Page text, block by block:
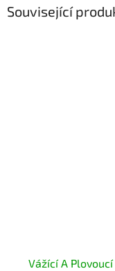
Související
Vážící A